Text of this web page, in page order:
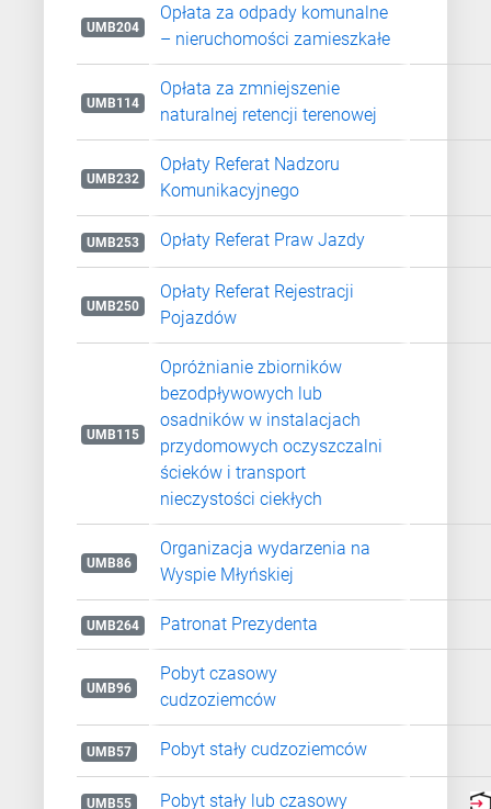
UMB204
Opłata za odpady komunalne
– nieruchomości zamieszkałe
UMB114
Opłata za zmniejszenie
naturalnej retencji terenowej
UMB232
Opłaty Referat Nadzoru
Komunikacyjnego
UMB253 Opłaty Referat Praw Jazdy
UMB250
Opłaty Referat Rejestracji
Pojazdów
UMB115
Opróżnianie zbiorników
bezodpływowych lub
osadników w instalacjach
przydomowych oczyszczalni
ścieków i transport
nieczystości ciekłych
UMB86
Organizacja wydarzenia na
Wyspie Młyńskiej
UMB264 Patronat Prezydenta
UMB96
Pobyt czasowy
cudzoziemców
UMB57 Pobyt stały cudzoziemców
UMB55 Pobyt stały lub czasowy